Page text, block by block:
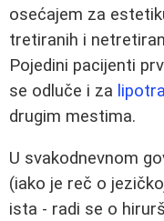
osećajem za
tretiranih i
Pojedini pacijenti
se odluče i za
drugim mestima.
U svakodnevnom
(iako je reč o
ista - radi se o